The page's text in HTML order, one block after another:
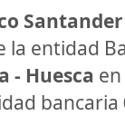
Santander
entidad
- Huesca en
bancaria